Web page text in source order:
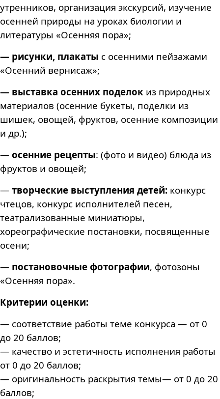
утренников, организация экскурсий, изучение
осенней природы на уроках биологии и
литературы «Осенняя пора»;
— рисунки, плакаты с осенними пейзажами
«Осенний вернисаж»;
— выставка осенних поделок из природных
материалов (осенние букеты, поделки из
шишек, овощей, фруктов, осенние композиции
и др.);
— осенние рецепты: (фото и видео) блюда из
фруктов и овощей;
— творческие выступления детей: конкурс
чтецов, конкурс исполнителей песен,
театрализованные миниатюры,
хореографические постановки, посвященные
осени;
— постановочные фотографии, фотозоны
«Осенняя пора».
Критерии оценки:
— соответствие работы теме конкурса — от 0
до 20 баллов;
— качество и эстетичность исполнения работы
от 0 до 20 баллов;
— оригинальность раскрытия темы— от 0 до 20
баллов;